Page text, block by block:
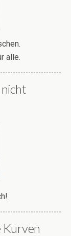
alle.
Kurven